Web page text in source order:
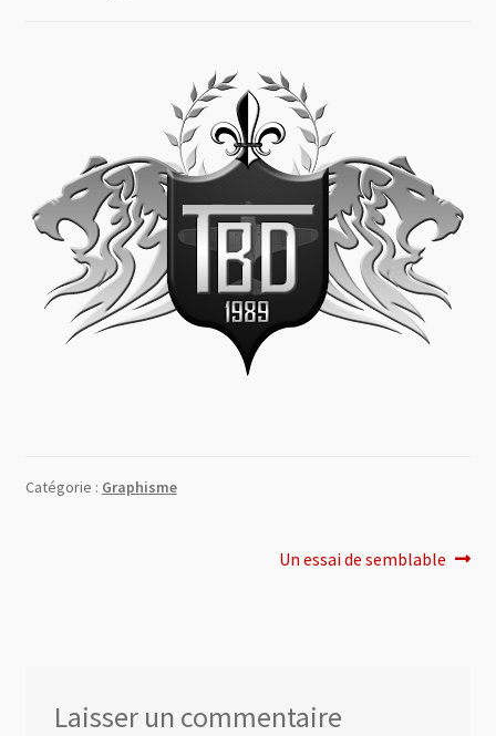
Partenaires & soutiens
0 Article 0,00 €
Catégorie : Graphisme
Article
Un essai de semblable
Laisser un commentaire